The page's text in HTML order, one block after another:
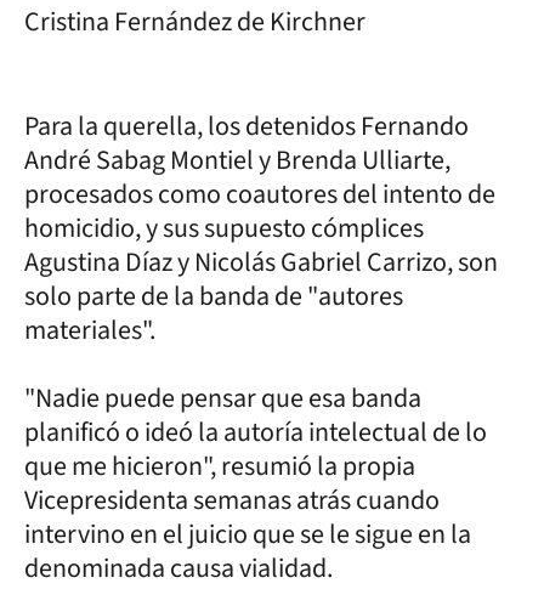
Cristina Fernández de Kirchner
Para la querella, los detenidos Fernando
André Sabag Montiel y Brenda Ulliarte,
procesados como coautores del intento de
homicidio, y sus supuesto cómplices
Agustina Díaz y Nicolás Gabriel Carrizo, son
solo parte de la banda de "autores
materiales".
"Nadie puede pensar que esa banda
planificó o ideó la autoría intelectual de lo
que me hicieron", resumió la propia
Vicepresidenta semanas atrás cuando
intervino en el juicio que se le sigue en la
denominada causa vialidad.